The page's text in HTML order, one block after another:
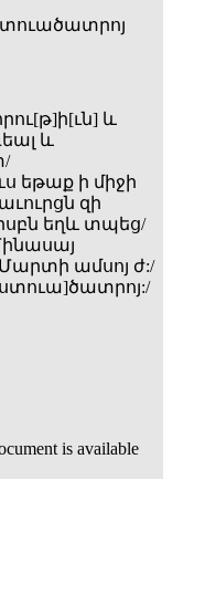
և
և
եթաք ի միջի
զի
եղև տպեց/
ամսոյ ժ:/
is available